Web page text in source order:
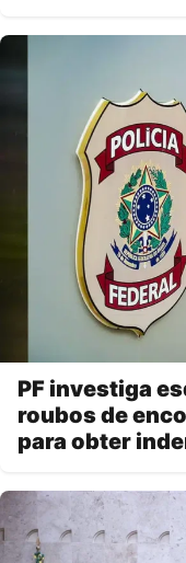
PF investiga
roubos de
para obter